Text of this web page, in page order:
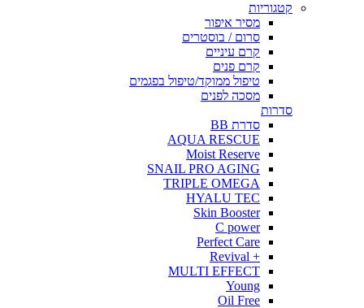
קטגוריות
מסיר איפור
סרום / בוסטרים
קרם עיניים
קרם פנים
טיפול ממוקד/טיפול בפגמים
מסכה לפנים
סדרות
סדרת BB
AQUA RESCUE
Moist Reserve
SNAIL PRO AGING
TRIPLE OMEGA
HYALU TEC
Skin Booster
C power
Perfect Care
+ Revival
MULTI EFFECT
Young
Oil Free